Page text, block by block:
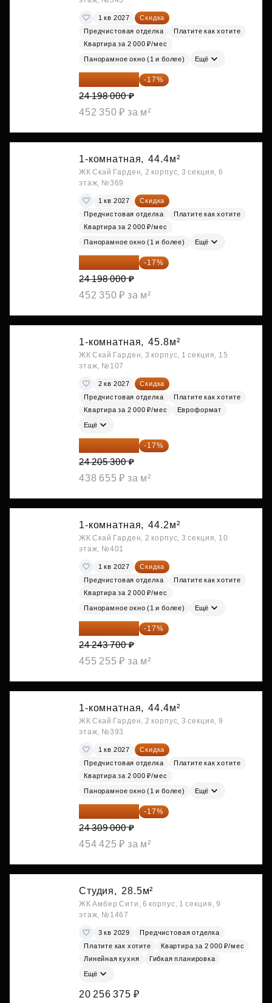
1 кв 2027
Скидка
Предчистовая отделка
Платите как хотите
Квартира за 2 000 ₽/мес
Панорамное окно (1 и более) Ещё
20 084 340 ₽ -17%
24 198 000 ₽
452 350 ₽ за м²
1-комнатная, 44.4м²
ЖК Скай Гарден, 2 корпус, 3 секция, 6
этаж, №369
1 кв 2027
Скидка
Предчистовая отделка
Платите как хотите
Квартира за 2 000 ₽/мес
Панорамное окно (1 и более) Ещё
20 084 340 ₽ -17%
24 198 000 ₽
452 350 ₽ за м²
1-комнатная, 45.8м²
ЖК Скай Гарден, 3 корпус, 1 секция, 15
этаж, №107
2 кв 2027
Скидка
Предчистовая отделка
Платите как хотите
Квартира за 2 000 ₽/мес
Евроформат
Ещё
20 090 399 ₽ -17%
24 205 300 ₽
438 655 ₽ за м²
1-комнатная, 44.2м²
ЖК Скай Гарден, 2 корпус, 3 секция, 10
этаж, №401
1 кв 2027
Скидка
Предчистовая отделка
Платите как хотите
Квартира за 2 000 ₽/мес
Панорамное окно (1 и более) Ещё
20 122 271 ₽ -17%
24 243 700 ₽
455 255 ₽ за м²
1-комнатная, 44.4м²
ЖК Скай Гарден, 2 корпус, 3 секция, 9
этаж, №393
1 кв 2027
Скидка
Предчистовая отделка
Платите как хотите
Квартира за 2 000 ₽/мес
Панорамное окно (1 и более) Ещё
20 176 470 ₽ -17%
24 309 000 ₽
454 425 ₽ за м²
Студия, 28.5м²
ЖК Амбер Сити, 6 корпус, 1 секция, 9
этаж, №1467
3 кв 2029
Предчистовая отделка
Платите как хотите
Квартира за 2 000 ₽/мес
Линейная кухня
Гибкая планировка
Ещё
20 256 375 ₽